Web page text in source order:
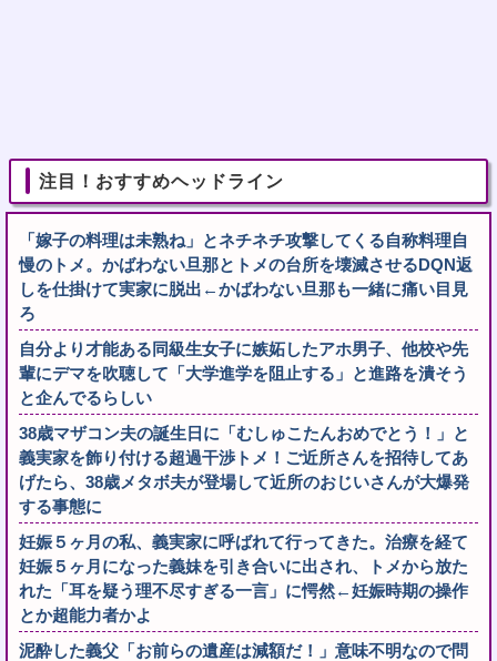
注目！おすすめヘッドライン
「嫁子の料理は未熟ね」とネチネチ攻撃してくる自称料理自
慢のトメ。かばわない旦那とトメの台所を壊滅させるDQN返
しを仕掛けて実家に脱出←かばわない旦那も一緒に痛い目見
ろ
自分より才能ある同級生女子に嫉妬したアホ男子、他校や先
輩にデマを吹聴して「大学進学を阻止する」と進路を潰そう
と企んでるらしい
38歳マザコン夫の誕生日に「むしゅこたんおめでとう！」と
義実家を飾り付ける超過干渉トメ！ご近所さんを招待してあ
げたら、38歳メタボ夫が登場して近所のおじいさんが大爆発
する事態に
妊娠５ヶ月の私、義実家に呼ばれて行ってきた。治療を経て
妊娠５ヶ月になった義妹を引き合いに出され、トメから放た
れた「耳を疑う理不尽すぎる一言」に愕然←妊娠時期の操作
とか超能力者かよ
泥酔した義父「お前らの遺産は減額だ！」意味不明なので問